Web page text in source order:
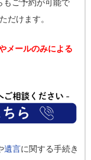
もご予約が可能で
だけます。
メールのみによる
遺言に関する手続き